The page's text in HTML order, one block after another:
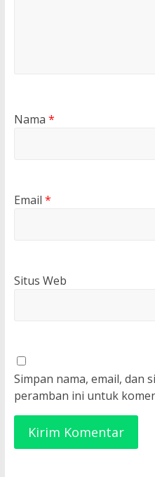
Nama *
Email *
Situs Web
Simpan nama, email, dan
peramban ini untuk